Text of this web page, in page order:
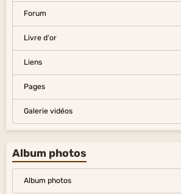
Forum
Livre d'or
Liens
Pages
Galerie vidéos
Album photos
Album photos